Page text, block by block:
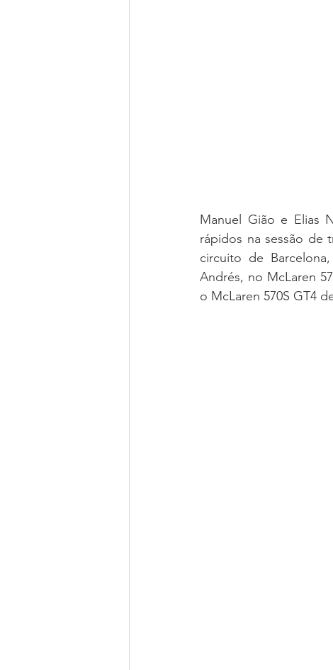
Manuel Gião e Elias
rápidos na sessão de
circuito de
Andrés, no McLaren
o McLaren 570S GT4